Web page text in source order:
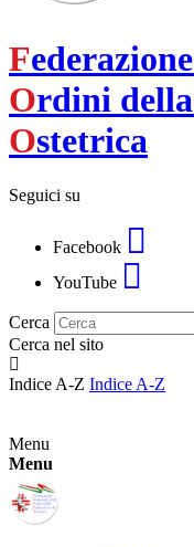
Federazione
Ordini della
Ostetrica
Seguici su
Facebook
YouTube
Cerca
Cerca nel sito
Indice A-Z Indice A-Z
Menu
Menu